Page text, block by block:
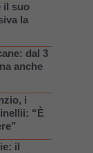
il suo
la
dal 3
anche
i
“È
il